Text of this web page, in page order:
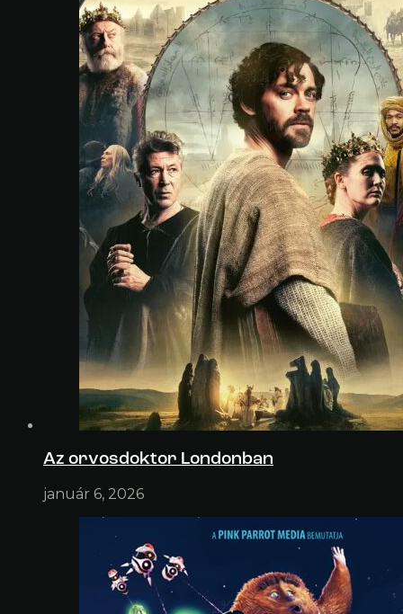
Az orvosdoktor Londonban
január 6, 2026